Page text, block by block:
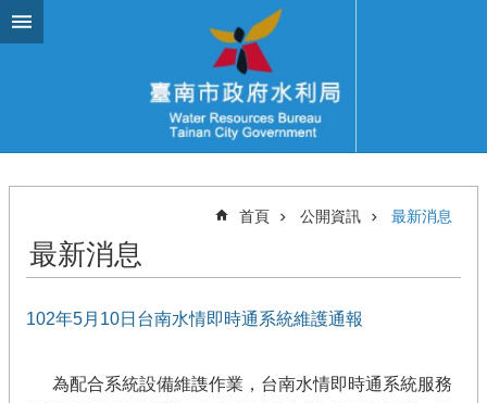
跳到主要內容區塊
首頁 公開資訊 最新消息
最新消息
102年5月10日台南水情即時通系統維護通報
為配合系統設備維謢作業，台南水情即時通系統服務